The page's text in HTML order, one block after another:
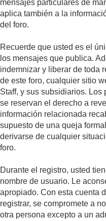
mensajes particulares de
aplica también a la
del foro.
Recuerde que usted es el
los mensajes que publica.
indemnizar y liberar de toda
de este foro, cualquier sitio
Staff, y sus subsidiarios. Los
se reservan el derecho a
información relacionada
supuesto de una queja
derivarse de cualquier
foro.
Durante el registro, usted
nombre de usuario. Le
apropiado. Con esta cuenta
registrar, se compromete a
otra persona excepto a un